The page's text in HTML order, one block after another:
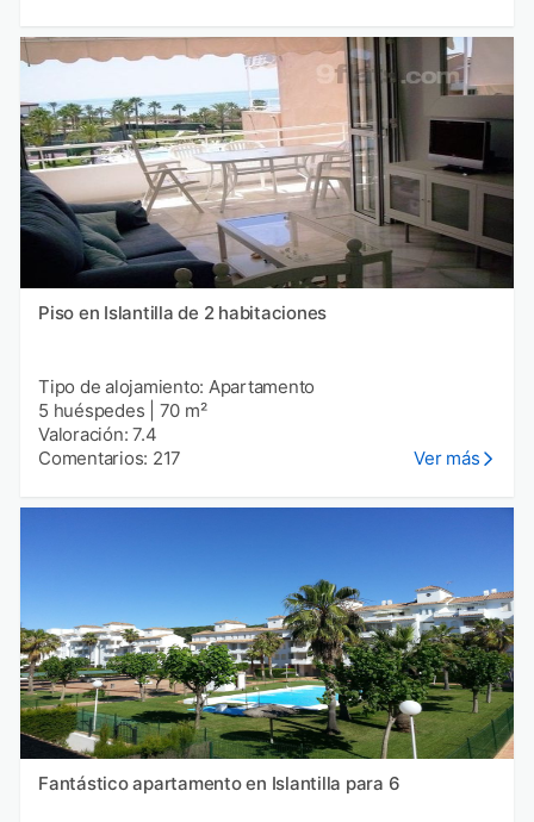
Piso en Islantilla de 2 habitaciones
Tipo de alojamiento: Apartamento
5 huéspedes
70 m²
Valoración: 7.4
Comentarios: 217
Ver más
Fantástico apartamento en Islantilla para 6